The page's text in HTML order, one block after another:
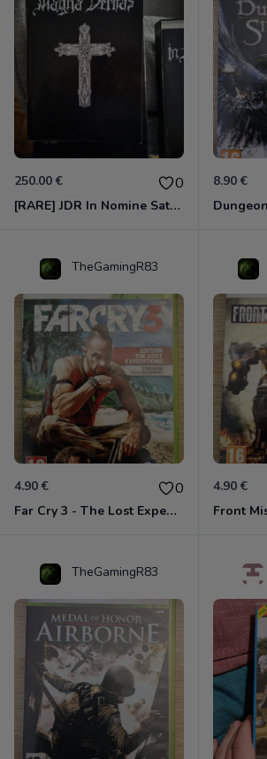
250.00 € 0
[RARE] JDR In Nomine Satanis / Magna Veritas – 1ère Édition BOÎTE (DOS BLANC, 1989) - CROC / Siroz
8.90 €
TheGamingR83
4.90 € 0
Far Cry 3 - The Lost Expeditions - Edition Spéciale Xbox 360
4.90 €
TheGamingR83